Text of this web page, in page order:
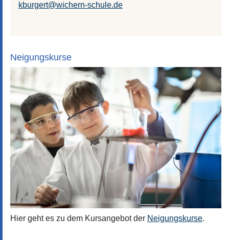
kburgert@wichern-schule.de
Neigungskurse
Hier geht es zu dem Kursangebot der Neigungskurse.